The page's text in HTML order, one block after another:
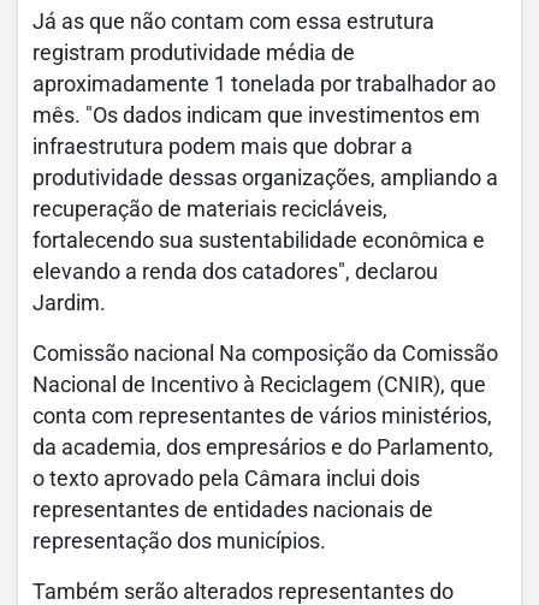
Já as que não contam com essa estrutura
registram produtividade média de
aproximadamente 1 tonelada por trabalhador ao
mês. "Os dados indicam que investimentos em
infraestrutura podem mais que dobrar a
produtividade dessas organizações, ampliando a
recuperação de materiais recicláveis,
fortalecendo sua sustentabilidade econômica e
elevando a renda dos catadores", declarou
Jardim.
Comissão nacional Na composição da Comissão
Nacional de Incentivo à Reciclagem (CNIR), que
conta com representantes de vários ministérios,
da academia, dos empresários e do Parlamento,
o texto aprovado pela Câmara inclui dois
representantes de entidades nacionais de
representação dos municípios.
Também serão alterados representantes do